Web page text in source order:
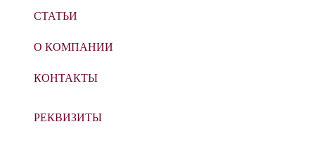
СТАТЬИ
О КОМПАНИИ
КОНТАКТЫ
РЕКВИЗИТЫ